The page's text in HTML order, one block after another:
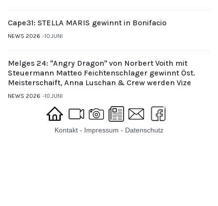
Cape31: STELLA MARIS gewinnt in Bonifacio
NEWS 2026 10.JUNI
Melges 24: "Angry Dragon" von Norbert Voith mit
Steuermann Matteo Feichtenschlager gewinnt Öst.
Meisterschaift, Anna Luschan & Crew werden Vize
NEWS 2026 10.JUNI
Kontakt - Impressum - Datenschutz